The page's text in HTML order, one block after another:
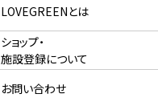
LOVEGREENとは
ショップ・
施設登録について
お問い合わせ